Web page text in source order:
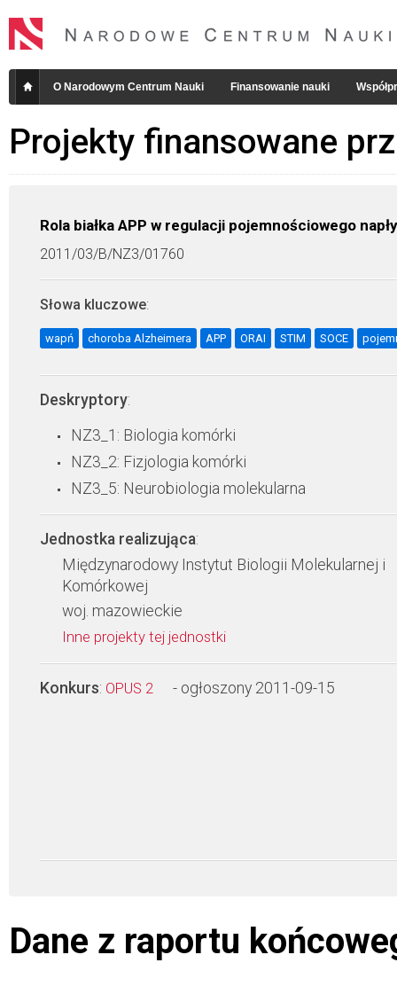
O Narodowym Centrum Nauki Finansowanie nauki
Projekty finansowane
Rola białka APP w regulacji pojemnościowego
2011/03/B/NZ3/01760
Słowa kluczowe:
wapń choroba Alzheimera APP ORAI STIM SOCE
Deskryptory:
NZ3_1: Biologia komórki
NZ3_2: Fizjologia komórki
NZ3_5: Neurobiologia molekularna
Jednostka realizująca:
Międzynarodowy Instytut Biologii Molekularnej i
Komórkowej
woj. mazowieckie
Inne projekty tej jednostki
Konkurs: OPUS 2 - ogłoszony 2011-09-15
Dane z raportu